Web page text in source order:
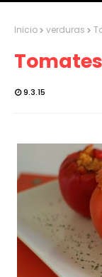
Inicio verduras
9.3.15